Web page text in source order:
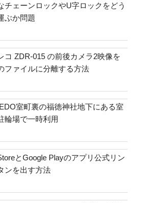
チェーンロックやU字ロックをどう
ぶか問題
コ ZDR-015 の前後カメラ2映像を
ファイルに分離する方法
室町裏の福徳神社地下にある室
輪場で一時利用
とGoogle Playのアプリ公式リン
ンを出す方法